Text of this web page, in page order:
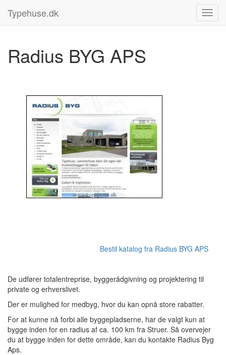
Typehuse.dk
Radius BYG APS
Bestil katalog fra Radius BYG APS
De udfører totalentreprise, byggerådgivning og projektering til
private og erhverslivet.
Der er mulighed for medbyg, hvor du kan opnå store rabatter.
For at kunne nå forbi alle byggepladserne, har de valgt kun at
bygge inden for en radius af ca. 100 km fra Struer. Så overvejer
du at bygge inden for dette område, kan du kontakte Radius Byg
Aps.